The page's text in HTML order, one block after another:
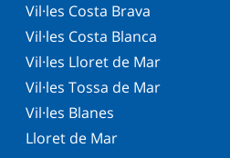
Vil·les Costa Brava
Vil·les Costa Blanca
Vil·les Lloret de Mar
Vil·les Tossa de Mar
Vil·les Blanes
Lloret de Mar